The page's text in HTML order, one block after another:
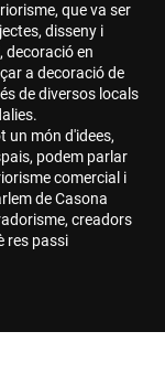
que va ser
disseny i
decoració en
a decoració de
de diversos locals
un món d'idees,
podem parlar
comercial i
de Casona
creadors
res passi